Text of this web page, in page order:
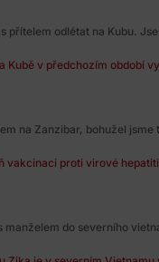
přítelem odlétat na Kubu.
Kubě v předchozím období
na Zanzibar, bohužel jsme
vakcinaci proti virové
do severního